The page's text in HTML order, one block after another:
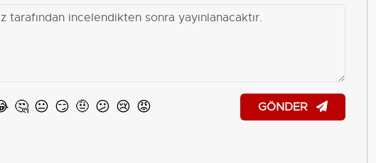
🤔 😐 😏 🤨 😕 😢 😡 GÖNDER